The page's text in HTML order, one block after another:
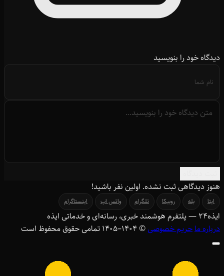
دیدگاه خود را بنویسید
هنوز دیدگاهی ثبت نشده. اولین نفر باشید!
ایتا بله روبیکا تلگرام واتس اپ اینستاگرام
ایذه۲۴ — پلتفرم هوشمند خبری، رسانه‌ای و خدماتی ایذه
درباره ماحریم خصوصی© ۱۴۰۴–1405 تمامی حقوق محفوظ است